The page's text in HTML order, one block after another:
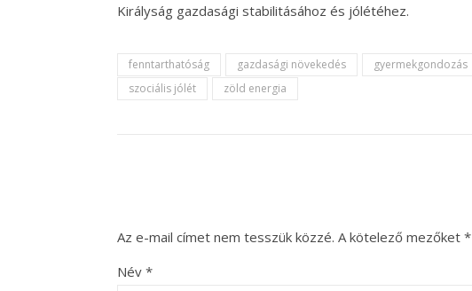
Királyság gazdasági stabilitásához és jólétéhez.
fenntarthatóság gazdasági növekedés gyermekgondozás
szociális jólét
zöld energia
Az e-mail címet nem tesszük közzé. A kötelező mezőket *
Név *